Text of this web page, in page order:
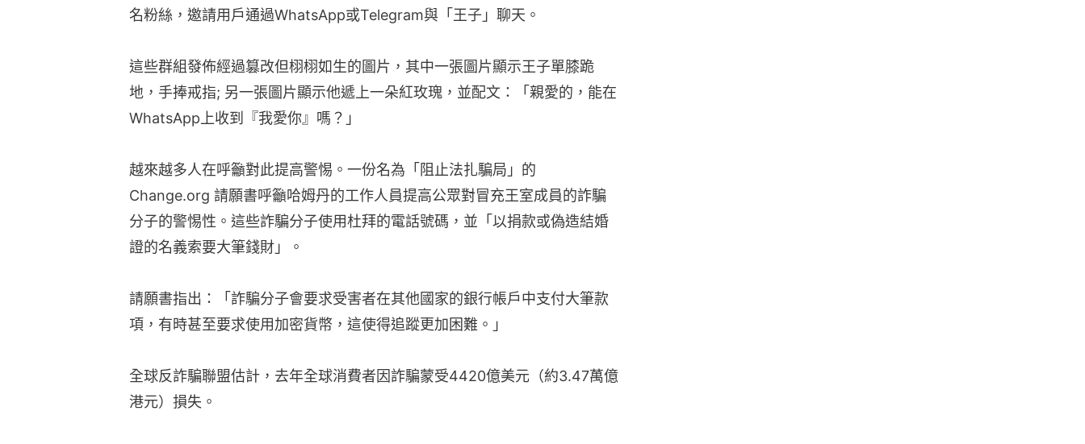
名粉絲，邀請用戶通過WhatsApp或Telegram與「王子」聊天。
這些群組發佈經過篡改但栩栩如生的圖片，其中一張圖片顯示王子單膝跪
地，手捧戒指; 另一張圖片顯示他遞上一朵紅玫瑰，並配文：「親愛的，能在
WhatsApp上收到『我愛你』嗎？」
越來越多人在呼籲對此提高警惕。一份名為「阻止法扎騙局」的
Change.org 請願書呼籲哈姆丹的工作人員提高公眾對冒充王室成員的詐騙
分子的警惕性。這些詐騙分子使用杜拜的電話號碼，並「以捐款或偽造結婚
證的名義索要大筆錢財」。
請願書指出：「詐騙分子會要求受害者在其他國家的銀行帳戶中支付大筆款
項，有時甚至要求使用加密貨幣，這使得追蹤更加困難。」
全球反詐騙聯盟估計，去年全球消費者因詐騙蒙受4420億美元（約3.47萬億
港元）損失。